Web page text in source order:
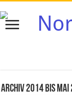
Archiv 2014 bis Mai